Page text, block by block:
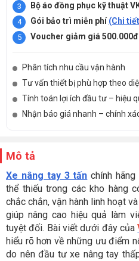
Bộ áo đồng phục kỹ thuật
Gói bảo trì miễn phí (Chi
Voucher giảm giá 500.000đ
Phân tích nhu cầu vận hành
Tư vấn thiết bị phù hợp theo
Tính toán lợi ích đầu tư – hiệu
Nhận báo giá nhanh – chính
Mô tả
Xe nâng tay 3 tấn chính
thể thiếu trong các kho hàng
chắc chắn, vận hành linh hoạt
giúp nâng cao hiệu quả làm
tuyệt đối. Bài viết dưới đây của
hiểu rõ hơn về những ưu điểm
do nên đầu tư xe nâng tay